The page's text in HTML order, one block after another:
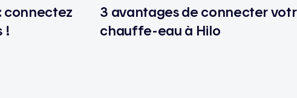
connectez
!
3 avantages de connecter
chauffe-eau à Hilo